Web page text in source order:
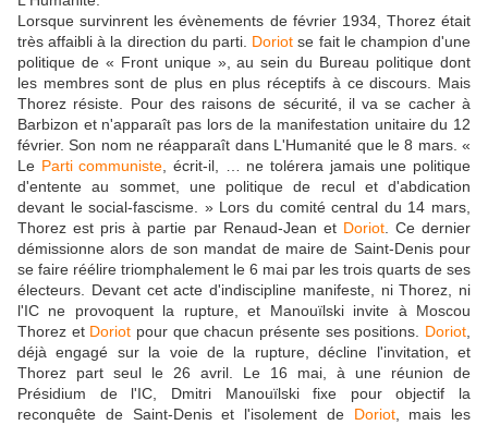
Lorsque survinrent les évènements de février 1934, Thorez était
très affaibli à la direction du parti. Doriot se fait le champion d'une
politique de « Front unique », au sein du Bureau politique dont
les membres sont de plus en plus réceptifs à ce discours. Mais
Thorez résiste. Pour des raisons de sécurité, il va se cacher à
Barbizon et n'apparaît pas lors de la manifestation unitaire du 12
février. Son nom ne réapparaît dans L'Humanité que le 8 mars. «
Le Parti communiste , écrit-il, … ne tolérera jamais une politique
d'entente au sommet, une politique de recul et d'abdication
devant le social-fascisme. » Lors du comité central du 14 mars,
Thorez est pris à partie par Renaud-Jean et Doriot. Ce dernier
démissionne alors de son mandat de maire de Saint-Denis pour
se faire réélire triomphalement le 6 mai par les trois quarts de ses
électeurs. Devant cet acte d'indiscipline manifeste, ni Thorez, ni
l'IC ne provoquent la rupture, et Manouïlski invite à Moscou
Thorez et Doriot pour que chacun présente ses positions. Doriot
déjà engagé sur la voie de la rupture, décline l'invitation, et
Thorez part seul le 26 avril. Le 16 mai, à une réunion de
Présidium de l'IC, Dmitri Manouïlski fixe pour objectif la
reconquête de Saint-Denis et l'isolement de Doriot, mais les